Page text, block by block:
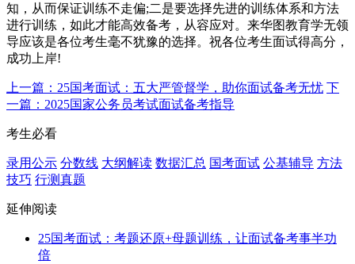
知，从而保证训练不走偏;二是要选择先进的训练体系和方法
进行训练，如此才能高效备考，从容应对。来华图教育学无领
导应该是各位考生毫不犹豫的选择。祝各位考生面试得高分，
成功上岸!
上一篇：25国考面试：五大严管督学，助你面试备考无忧 下
一篇：2025国家公务员考试面试备考指导
考生必看
录用公示 分数线 大纲解读 数据汇总 国考面试 公基辅导 方法
技巧 行测真题
延伸阅读
25国考面试：考题还原+母题训练，让面试备考事半功
倍